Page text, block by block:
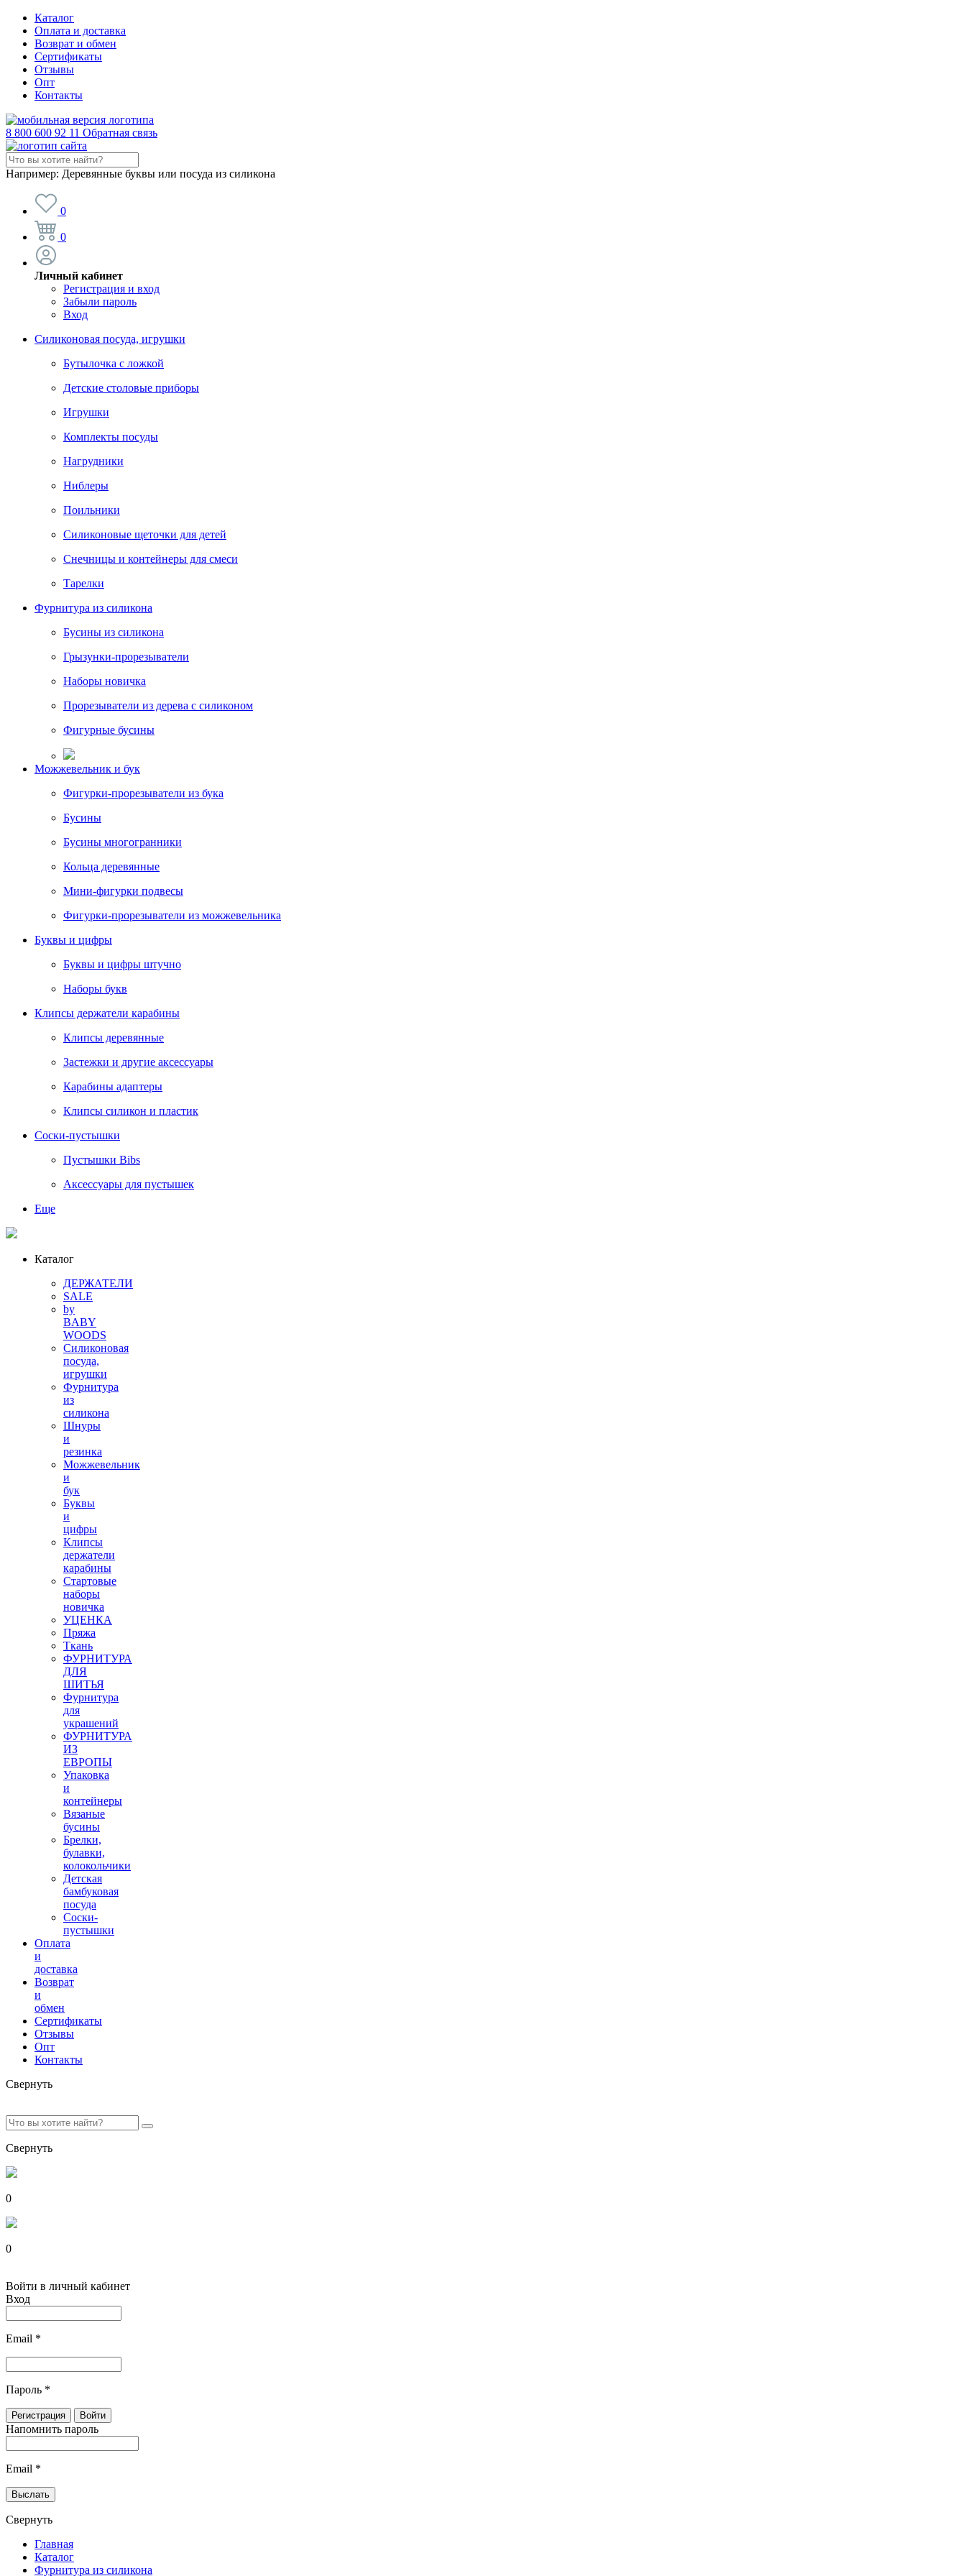
Каталог
Оплата и доставка
Возврат и обмен
Сертификаты
Отзывы
Опт
Контакты
8 800 600 92 11 Обратная связь
Например: Деревянные буквы или посуда из силикона
0
0
Личный кабинет
Регистрация и вход
Забыли пароль
Вход
Силиконовая посуда, игрушки
Бутылочка с ложкой
Детские столовые приборы
Игрушки
Комплекты посуды
Нагрудники
Ниблеры
Поильники
Силиконовые щеточки для детей
Снечницы и контейнеры для смеси
Тарелки
Фурнитура из силикона
Бусины из силикона
Грызунки-прорезыватели
Наборы новичка
Прорезыватели из дерева с силиконом
Фигурные бусины
Можжевельник и бук
Фигурки-прорезыватели из бука
Бусины
Бусины многогранники
Кольца деревянные
Мини-фигурки подвесы
Фигурки-прорезыватели из можжевельника
Буквы и цифры
Буквы и цифры штучно
Наборы букв
Клипсы держатели карабины
Клипсы деревянные
Застежки и другие аксессуары
Карабины адаптеры
Клипсы силикон и пластик
Соски-пустышки
Пустышки Bibs
Аксессуары для пустышек
Еще
Каталог
ДЕРЖАТЕЛИ
SALE
by
BABY
WOODS
Силиконовая
посуда,
игрушки
Фурнитура
из
силикона
Шнуры
и
резинка
Можжевельник
и
бук
Буквы
и
цифры
Клипсы
держатели
карабины
Стартовые
наборы
новичка
УЦЕНКА
Пряжа
Ткань
ФУРНИТУРА
ДЛЯ
ШИТЬЯ
Фурнитура
для
украшений
ФУРНИТУРА
ИЗ
ЕВРОПЫ
Упаковка
и
контейнеры
Вязаные
бусины
Брелки,
булавки,
колокольчики
Детская
бамбуковая
посуда
Соски-
пустышки
Оплата
и
доставка
Возврат
и
обмен
Сертификаты
Отзывы
Опт
Контакты
Свернуть
Свернуть
0
0
Войти в личный кабинет
Вход
Email *
Пароль *
Напомнить пароль
Email *
Свернуть
Главная
Каталог
Фурнитура из силикона